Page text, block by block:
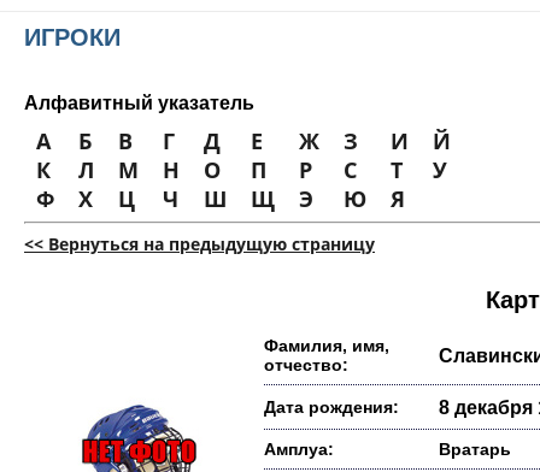
ИГРОКИ
Алфавитный указатель
А Б В Г Д Е Ж З И
Й
К
Л М Н О П Р С Т
У
Ф
Х Ц Ч Ш Щ Э Ю Я
<< Вернуться на предыдущую страницу
Фамилия, имя,
отчество:
Дата рождения: 8 декабря
Амплуа: Вратарь